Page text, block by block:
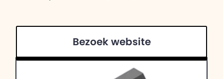
Bezoek website